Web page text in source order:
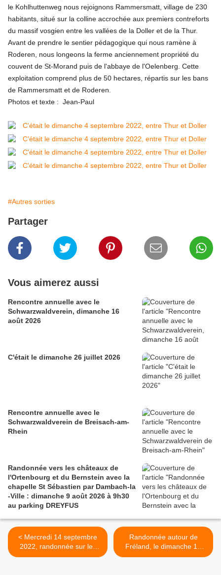
le Kohlhuttenweg nous rejoignons Rammersmatt, village de 230
habitants, situé sur la colline accrochée aux premiers contreforts
du massif vosgien entre les vallées de la Doller et de la Thur.
Avant de prendre le sentier pédagogique qui nous ramène à
Roderen, nous longeons la ferme anciennement propriété du
couvent de St-Morand puis de l'abbaye de l'Oelenberg. Cette
exploitation comprend plus de 50 hectares, répartis sur les bans
de Rammersmatt et de Roderen.
Photos et texte : Jean-Paul
#Autres sorties
Partager
Vous aimerez aussi
Rencontre annuelle avec le
Schwarzwaldverein, dimanche 16
août 2026
C'était le dimanche 26 juillet 2026
Rencontre annuelle avec le
Schwarzwaldverein de Breisach-am-
Rhein
Randonnée vers les châteaux de
l'Ortenbourg et du Bernstein avec la
chapelle St Sébastien par Dambach-la
-Ville : dimanche 9 août 2026 à 9h30
au parking DREYFUS
< Mercredi 14 septembre
2022, randonnée sur les
hauteurs du Rondfaing et
Randonnée autour de
Fréland, le dimanche 18
septembre 2022 >